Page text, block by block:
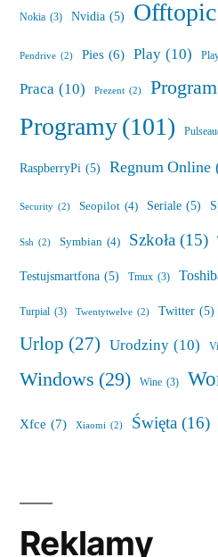
Nokia (3) Nvidia (5) Offtopic
Pendrive (2) Pies (6) Play (10)
Praca (10) Prezent (2)
Programy(101)
RaspberryPi (5) Regnum Online
Security (2) Seopilot (4) Seriale (5)
Ssh (2) Symbian (4) Szkoła (15)
Testujsmartfona (5) Tmux (3)
Turpial (3) Twentytwelve (2) Twitter (5)
Urlop (27) Urodziny (10)
Windows (29) Wine (3)
Xfce (7) Xiaomi (2) Święta (16)
Reklamy